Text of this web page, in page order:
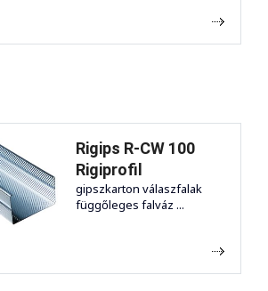
Rigips R-CW 100
Rigiprofil
gipszkarton válaszfalak
függőleges falváz ...